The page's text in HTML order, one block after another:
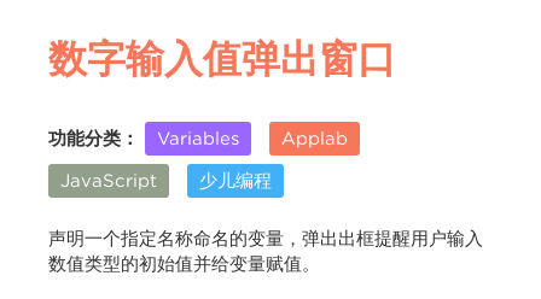
数字输入值弹出窗口
功能分类： Variables
Applab
JavaScript
少儿编程
声明一个指定名称命名的变量，弹出出框提醒用户输入
数值类型的初始值并给变量赋值。